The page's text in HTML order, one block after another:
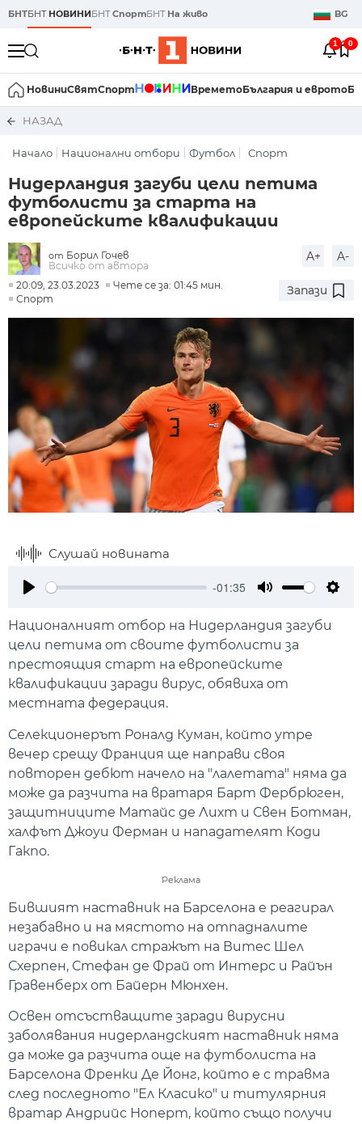
БНТБНТ НОВИНИБНТСпортБНТ На живо BG
1 0
НовиниСвятСпорт ВреметоБългария и еврото
НАЗАД
Начало Национални отбори Футбол Спорт
Нидерландия загуби цели петима
футболисти за старта на
европейските квалификации
от Борил Гочев
Всичко от автора
A+ A-
20:09, 23.03.2023
Чете се за: 01:45 мин.
Спорт
Запази
Слушай новината
-01:35
Националният отбор на Нидерландия загуби
цели петима от своите футболисти за
престоящия старт на европейските
квалификации заради вирус, обявиха от
местната федерация.
Селекционерът Роналд Куман, който утре
вечер срещу Франция ще направи своя
повторен дебют начело на "лалетата" няма да
може да разчита на вратаря Барт Фербрюген,
защитниците Матайс де Лихт и Свен Ботман,
халфът Джоуи Ферман и нападателят Коди
Гакпо.
Реклама
Бившият наставник на Барселона е реагирал
незабавно и на мястото на отпадналите
играчи е повикал стражът на Витес Шел
Схерпен, Стефан де Фрай от Интерс и Райън
Гравенберх от Байерн Мюнхен.
Освен отсъстващите заради вирусни
заболявания нидерландският наставник няма
да може да разчита още на футболиста на
Барселона Френки Де Йонг, който е с травма
след последното "Ел Класико" и титулярния
вратар Андрийс Ноперт, който също получи